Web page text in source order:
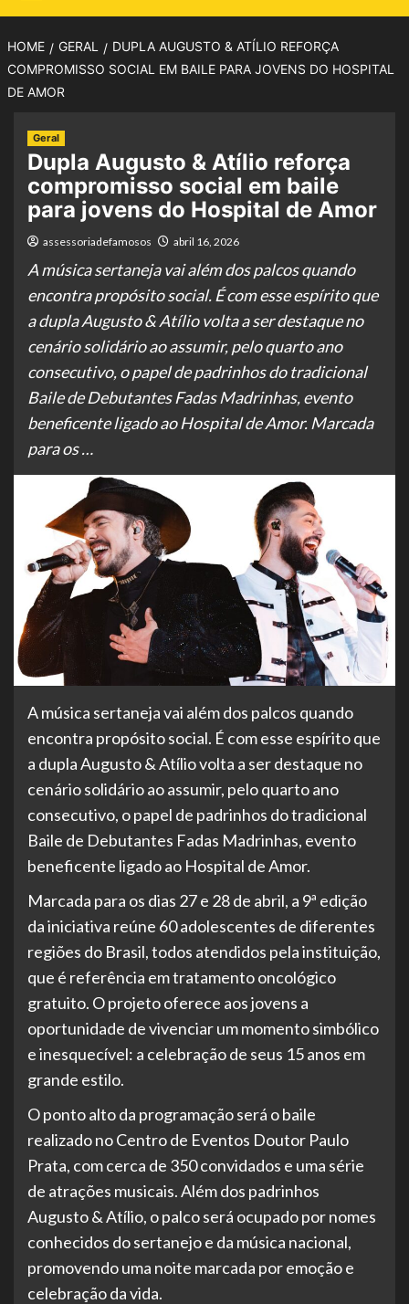
HOME GERAL
DUPLA AUGUSTO & ATÍLIO REFORÇA
COMPROMISSO SOCIAL EM BAILE PARA JOVENS DO HOSPITAL
DE AMOR
Geral
Dupla Augusto & Atílio reforça
compromisso social em baile
para jovens do Hospital de Amor
assessoriadefamosos abril 16, 2026
A música sertaneja vai além dos palcos quando
encontra propósito social. É com esse espírito que
a dupla Augusto & Atílio volta a ser destaque no
cenário solidário ao assumir, pelo quarto ano
consecutivo, o papel de padrinhos do tradicional
Baile de Debutantes Fadas Madrinhas, evento
beneficente ligado ao Hospital de Amor. Marcada
para os …
A música sertaneja vai além dos palcos quando
encontra propósito social. É com esse espírito que
a dupla Augusto & Atílio volta a ser destaque no
cenário solidário ao assumir, pelo quarto ano
consecutivo, o papel de padrinhos do tradicional
Baile de Debutantes Fadas Madrinhas, evento
beneficente ligado ao Hospital de Amor.
Marcada para os dias 27 e 28 de abril, a 9ª edição
da iniciativa reúne 60 adolescentes de diferentes
regiões do Brasil, todos atendidos pela instituição,
que é referência em tratamento oncológico
gratuito. O projeto oferece aos jovens a
oportunidade de vivenciar um momento simbólico
e inesquecível: a celebração de seus 15 anos em
grande estilo.
O ponto alto da programação será o baile
realizado no Centro de Eventos Doutor Paulo
Prata, com cerca de 350 convidados e uma série
de atrações musicais. Além dos padrinhos
Augusto & Atílio, o palco será ocupado por nomes
conhecidos do sertanejo e da música nacional,
promovendo uma noite marcada por emoção e
celebração da vida.